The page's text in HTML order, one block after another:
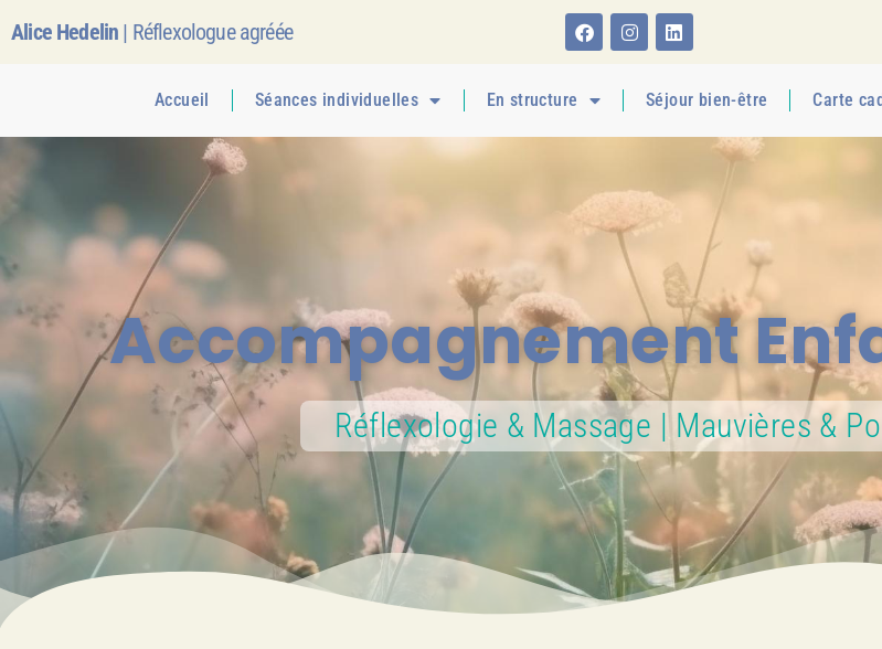
Alice Hedelin | Réflexologue agréée
Accueil Séances individuelles En structure Séjour bien-être Carte
Accompagnement
Réflexologie & Massage | Mauvières &